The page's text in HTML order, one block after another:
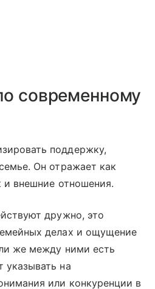
современному
поддержку,
Он отражает как
и внешние отношения.
дружно, это
делах и ощущение
же между ними есть
указывать на
или конкуренции в